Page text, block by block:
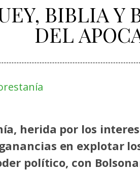
BIBLIA Y
DEL
herida por los
en explotar
político, con